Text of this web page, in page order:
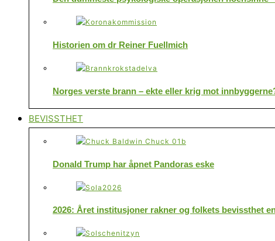
Historien om dr Reiner Fuellmich
Norges verste brann – ekte eller krig mot
BEVISSTHET
Donald Trump har åpnet Pandoras eske
2026: Året institusjoner rakner og folkets bevissthet